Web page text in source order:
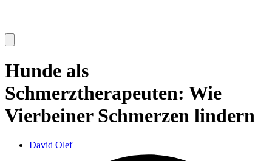
Hunde als
Schmerztherapeuten: Wie
Vierbeiner Schmerzen lindern
David Olef